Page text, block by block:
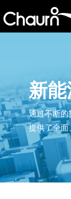
新
通过不断的
提供了全面